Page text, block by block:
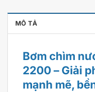
MÔ TẢ
Bơm chìm
2200 – Giải
mạnh mẽ,